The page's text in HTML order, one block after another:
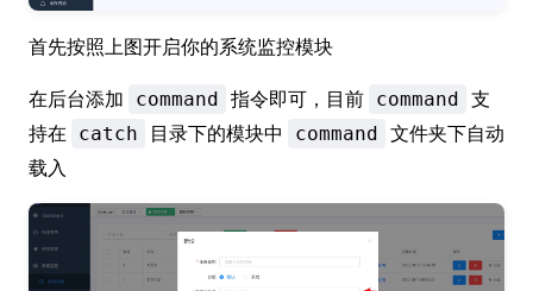
首先按照上图开启你的系统监控模块
在后台添加
command 指令即可，目前 command
支
持在 catch 目录下的模块中 command
文件夹下自动
载入